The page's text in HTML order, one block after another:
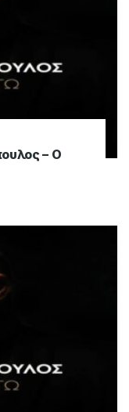
– Ο